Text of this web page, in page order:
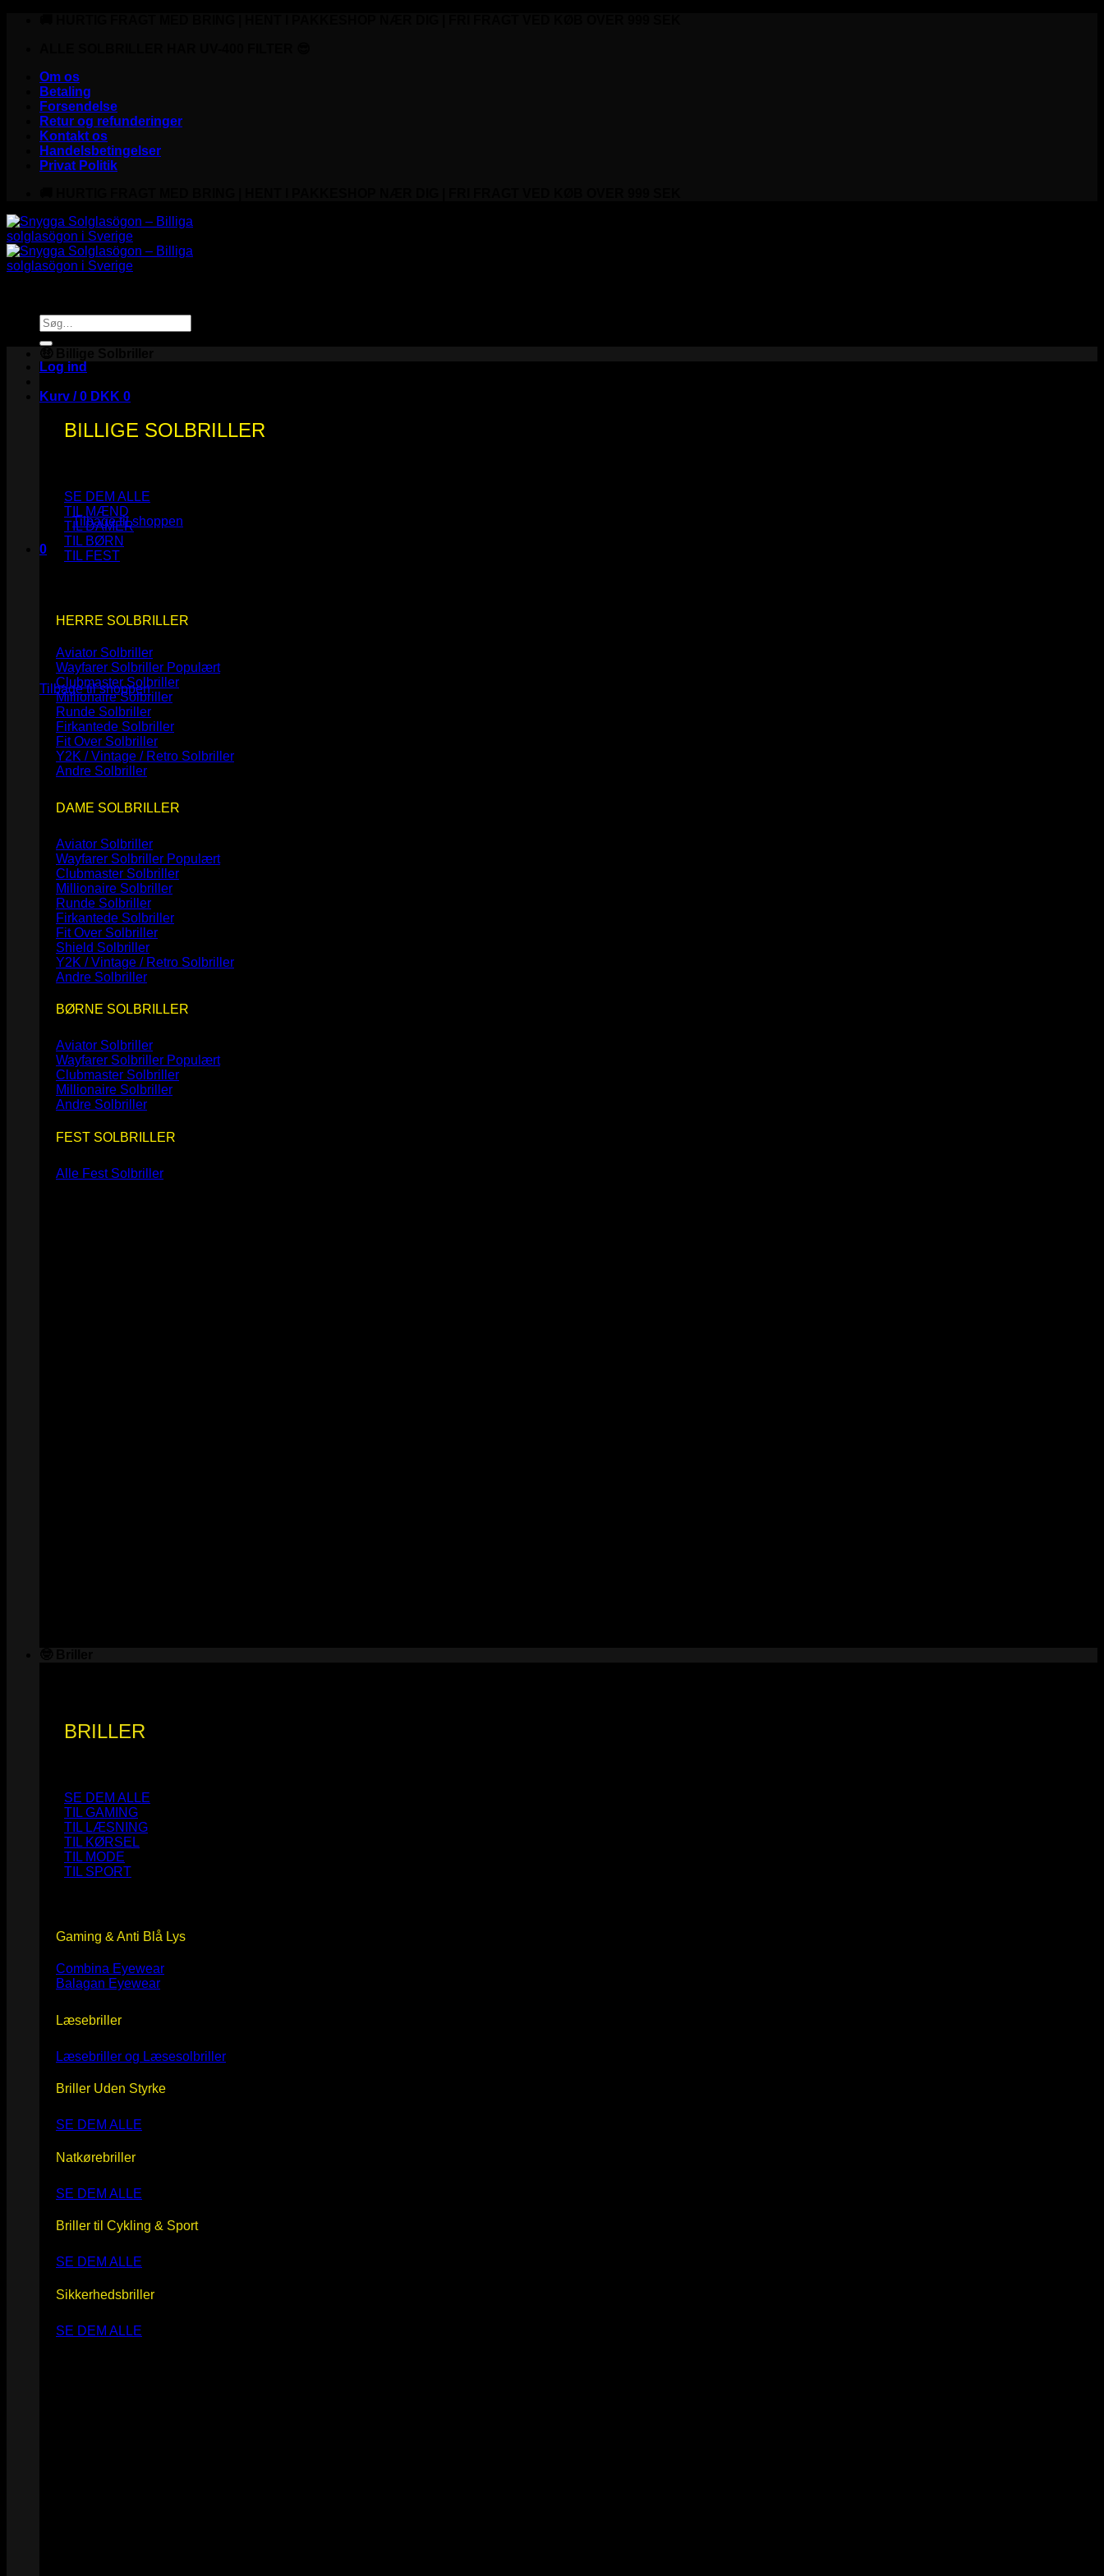
Om os
Betaling
Forsendelse
Retur og refunderinger
Kontakt os
Handelsbetingelser
Privat Politik
Søg
efter:
Log ind
Kurv /0 DKK 0
Ingen varer i kurven.
Tilbage til shoppen
0
Kurv
Ingen varer i kurven.
Tilbage til shoppen
BILLIGE SOLBRILLER
SE DEM ALLE
TIL MÆND
TIL DAMER
TIL BØRN
TIL FEST
HERRE SOLBRILLER
Aviator Solbriller
Wayfarer Solbriller
Clubmaster Solbriller
Millionaire Solbriller
Runde Solbriller
Firkantede Solbriller
Fit Over Solbriller
Y2K / Vintage / Retro Solbriller
Andre Solbriller
DAME SOLBRILLER
Aviator Solbriller
Wayfarer Solbriller
Clubmaster Solbriller
Millionaire Solbriller
Runde Solbriller
Firkantede Solbriller
Fit Over Solbriller
Shield Solbriller
Y2K / Vintage / Retro Solbriller
Andre Solbriller
BØRNE SOLBRILLER
Aviator Solbriller
Wayfarer Solbriller
Clubmaster Solbriller
Millionaire Solbriller
Andre Solbriller
FEST SOLBRILLER
Alle Fest Solbriller
BRILLER
SE DEM ALLE
TIL GAMING
TIL LÆSNING
TIL KØRSEL
TIL MODE
TIL SPORT
Gaming & Anti Blå Lys
Combina Eyewear
Balagan Eyewear
Læsebriller
Læsebriller og Læsesolbriller
Briller Uden Styrke
SE DEM ALLE
Natkørebriller
SE DEM ALLE
Briller til Cykling & Sport
SE DEM ALLE
Sikkerhedsbriller
SE DEM ALLE